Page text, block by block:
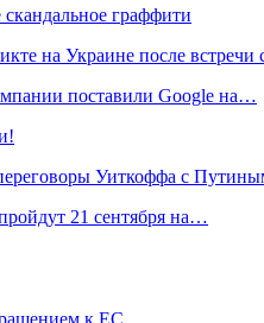
граффити
на Украине после
поставили Google на…
Уиткоффа с
21 сентября на…
к ЕС